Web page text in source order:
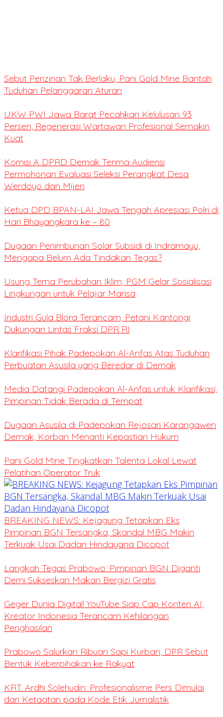
Sebut Perizinan Tak Berlaku, Pani Gold Mine Bantah
Tuduhan Pelanggaran Aturan
UKW PWI Jawa Barat Pecahkan Kelulusan 93
Persen, Regenerasi Wartawan Profesional Semakin
Kuat
Komisi A DPRD Demak Terima Audiensi
Permohonan Evaluasi Seleksi Perangkat Desa
Werdoyo dan Mijen
Ketua DPD BPAN-LAI Jawa Tengah Apresiasi Polri di
Hari Bhayangkara ke – 80
Dugaan Penimbunan Solar Subsidi di Indramayu,
Mengapa Belum Ada Tindakan Tegas?
Usung Tema Perubahan Iklim, PGM Gelar Sosialisasi
Lingkungan untuk Pelajar Marisa
Industri Gula Blora Terancam, Petani Kantongi
Dukungan Lintas Fraksi DPR RI
Klarifikasi Pihak Padepokan Al-Anfas Atas Tuduhan
Perbuatan Asusila yang Beredar di Demak
Media Datangi Padepokan Al-Anfas untuk Klarifikasi,
Pimpinan Tidak Berada di Tempat
Dugaan Asusila di Padepokan Rejosari Karangawen
Demak, Korban Menanti Kepastian Hukum
Pani Gold Mine Tingkatkan Talenta Lokal Lewat
Pelatihan Operator Truk
BREAKING NEWS: Kejagung Tetapkan Eks
Pimpinan BGN Tersangka, Skandal MBG Makin
Terkuak Usai Dadan Hindayana Dicopot
Langkah Tegas Prabowo: Pimpinan BGN Diganti
Demi Sukseskan Makan Bergizi Gratis
Geger Dunia Digital! YouTube Siap Cap Konten AI,
Kreator Indonesia Terancam Kehilangan
Penghasilan
Prabowo Salurkan Ribuan Sapi Kurban, DPR Sebut
Bentuk Keberpihakan ke Rakyat
KRT. Ardhi Solehudin: Profesionalisme Pers Dimulai
dari Ketaatan pada Kode Etik Jurnalistik